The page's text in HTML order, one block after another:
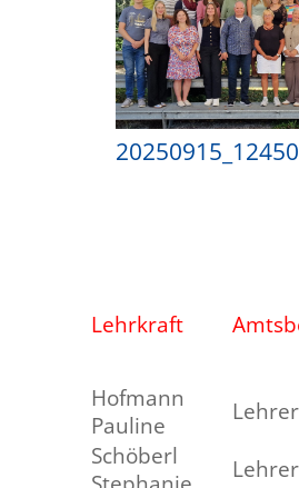
Lehrkraft
Hofmann
Pauline
Schöberl